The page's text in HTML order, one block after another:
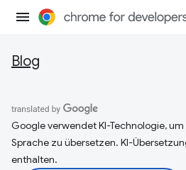
Blog
Google verwendet KI-Technologie,
Sprache zu übersetzen. KI-
enthalten.